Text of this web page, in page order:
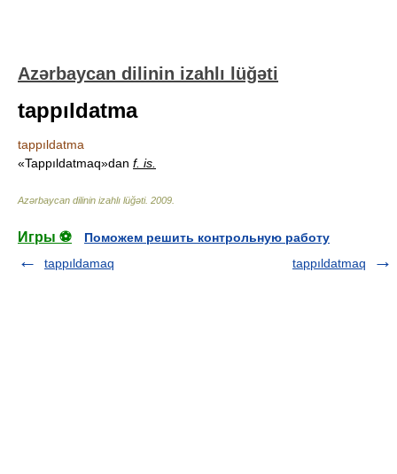
Azərbaycan dilinin izahlı lüğəti
tappıldatma
tappıldatma
«Tappıldatmaq»dan f. is.
Azərbaycan dilinin izahlı lüğəti. 2009
Игры ⚽
Поможем решить контрольную работу
tappıldamaq
tappıldatmaq